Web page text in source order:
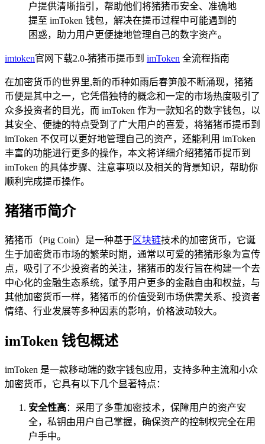
户提供清晰指引，帮助他们将猪猪币安全、准确地
提至 imToken 钱包，解决在提币过程中可能遇到的
困惑，助力用户更便捷地管理自己的数字资产。
imtoken官网下载2.0-猪猪币提币到 imToken 全流程指南
在加密货币的世界里,新的币种如雨后春笋般不断涌现，猪猪
币便是其中之一，它凭借独特的概念和一定的市场热度吸引了
众多投资者的目光，而 imToken 作为一款知名的数字钱包，以
其安全、便捷的特点受到了广大用户的喜爱，将猪猪币提币到
imToken 不仅可以更好地管理自己的资产，还能利用 imToken
丰富的功能进行更多的操作，本文将详细介绍猪猪币提币到
imToken 的具体步骤、注意事项以及相关的背景知识，帮助你
顺利完成提币操作。
猪猪币简介
猪猪币（Pig Coin）是一种基于区块链技术的加密货币，它诞
生于加密货币市场的繁荣时期，通常以可爱的猪猪形象为宣传
点，吸引了不少投资者的关注，猪猪币的发行旨在构建一个去
中心化的金融生态系统，赋予用户更多的金融自由和权益，与
其他加密货币一样，猪猪币的价值受到市场供需关系、投资者
情绪、行业发展等多种因素的影响，价格波动较大。
imToken 钱包概述
imToken 是一款移动端的数字钱包应用，支持多种主流和小众
加密货币，它具有以下几个显著特点：
安全性高：采用了多重加密技术，保障用户的资产安
全，私钥由用户自己掌握，确保资产的控制权完全在用
户手中。